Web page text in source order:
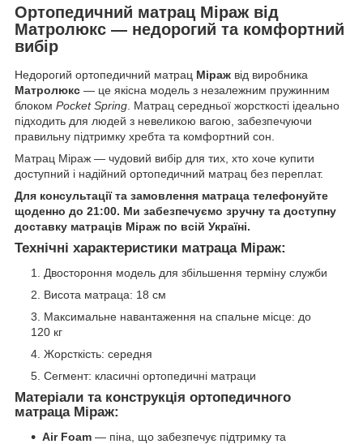
Ортопедичний матрац Міраж від
Матролюкс — недорогий та комфортний
вибір
Недорогий ортопедичний матрац Міраж від виробника
Матролюкс — це якісна модель з незалежним пружинним
блоком Pocket Spring. Матрац середньої жорсткості ідеально
підходить для людей з невеликою вагою, забезпечуючи
правильну підтримку хребта та комфортний сон.
Матрац Міраж — чудовий вибір для тих, хто хоче купити
доступний і надійний ортопедичний матрац без переплат.
Для консультації та замовлення матраца телефонуйте
щоденно до 21:00. Ми забезпечуємо зручну та доступну
доставку матраців Міраж по всій Україні.
Технічні характеристики матраца Міраж:
Двостороння модель для збільшення терміну служби
Висота матраца: 18 см
Максимальне навантаження на спальне місце: до
120 кг
Жорсткість: середня
Сегмент: класичні ортопедичні матраци
Матеріали та конструкція ортопедичного
матраца Міраж:
Air Foam — піна, що забезпечує підтримку та